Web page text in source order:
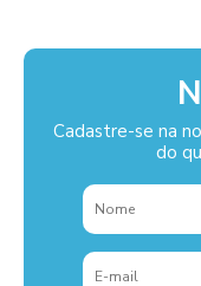
Cadastre-se na
do